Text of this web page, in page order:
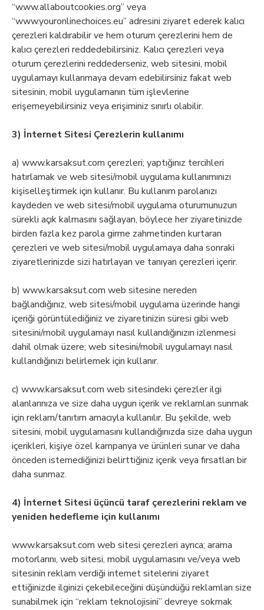
“www.allaboutcookies.org” veya
“www.youronlinechoices.eu” adresini ziyaret ederek kalıcı
çerezleri kaldırabilir ve hem oturum çerezlerini hem de
kalıcı çerezleri reddedebilirsiniz. Kalıcı çerezleri veya
oturum çerezlerini reddederseniz, web sitesini, mobil
uygulamayı kullanmaya devam edebilirsiniz fakat web
sitesinin, mobil uygulamanın tüm işlevlerine
erişemeyebilirsiniz veya erişiminiz sınırlı olabilir.
3) İnternet Sitesi Çerezlerin kullanımı
a) www.karsaksut.com çerezleri; yaptığınız tercihleri
hatırlamak ve web sitesi/mobil uygulama kullanımınızı
kişiselleştirmek için kullanır. Bu kullanım parolanızı
kaydeden ve web sitesi/mobil uygulama oturumunuzun
sürekli açık kalmasını sağlayan, böylece her ziyaretinizde
birden fazla kez parola girme zahmetinden kurtaran
çerezleri ve web sitesi/mobil uygulamaya daha sonraki
ziyaretlerinizde sizi hatırlayan ve tanıyan çerezleri içerir.
b) www.karsaksut.com web sitesine nereden
bağlandığınız, web sitesi/mobil uygulama üzerinde hangi
içeriği görüntülediğiniz ve ziyaretinizin süresi gibi web
sitesini/mobil uygulamayı nasıl kullandığınızın izlenmesi
dahil olmak üzere; web sitesini/mobil uygulamayı nasıl
kullandığınızı belirlemek için kullanır.
c) www.karsaksut.com web sitesindeki çerezler ilgi
alanlarınıza ve size daha uygun içerik ve reklamları sunmak
için reklam/tanıtım amacıyla kullanılır. Bu şekilde, web
sitesini, mobil uygulamasını kullandığınızda size daha uygun
içerikleri, kişiye özel kampanya ve ürünleri sunar ve daha
önceden istemediğinizi belirttiğiniz içerik veya fırsatları bir
daha sunmaz.
4) İnternet Sitesi üçüncü taraf çerezlerini reklam ve
yeniden hedefleme için kullanımı
www.karsaksut.com web sitesi çerezleri ayrıca; arama
motorlarını, web sitesi, mobil uygulamasını ve/veya web
sitesinin reklam verdiği internet sitelerini ziyaret
ettiğinizde ilginizi çekebileceğini düşündüğü reklamları size
sunabilmek için “reklam teknolojisini” devreye sokmak